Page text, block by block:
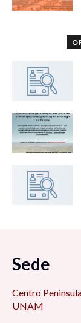
Sede
Centro
UNAM